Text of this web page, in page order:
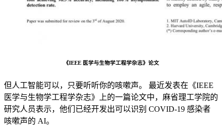
《IEEE 医学与生物学工程学杂志》论文
但人工智能可以，只要听听你的咳嗽声。 最近发表在《IEEE
医学与生物学工程学杂志》上的一篇论文中，麻省理工学院的
研究人员表示，他们已经开发出可以识别 COVID-19 感染者
咳嗽声的 AI。